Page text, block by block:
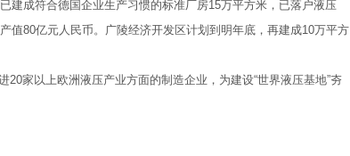
建成符合德国企业生产习惯的标准厂房15万平方米，已落户液压
值80亿元人民币。广陵经济开发区计划到明年底，再建成10万平方
20家以上欧洲液压产业方面的制造企业，为建设“世界液压基地”夯